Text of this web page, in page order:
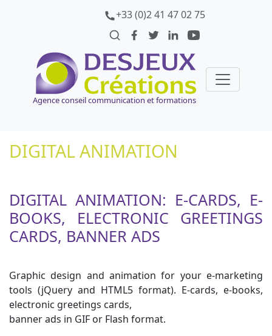
+33 (0)2 41 47 02 75
Agence conseil communication et formations
DIGITAL ANIMATION
DIGITAL ANIMATION: E-CARDS, E-
BOOKS, ELECTRONIC GREETINGS
CARDS, BANNER ADS
Graphic design and animation for your e-marketing
tools (jQuery and HTML5 format). E-cards, e-books,
electronic greetings cards,
banner ads in GIF or Flash format.